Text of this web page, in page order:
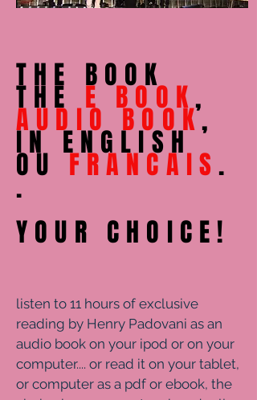
THE BOOK
THEE BOOK,
AUDIO BOOK,
IN ENGLISH
OUFRANCAIS.
.
YOUR CHOICE!
listen to 11 hours of exclusive
reading by Henry Padovani as an
audio book on your ipod or on your
computer.... or read it on your tablet,
or computer as a pdf or ebook, the